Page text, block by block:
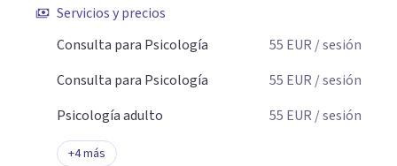
Servicios y precios
Consulta para Psicología
55 EUR / sesión
Consulta para Psicología
55 EUR / sesión
Psicología adulto
55 EUR / sesión
+4más